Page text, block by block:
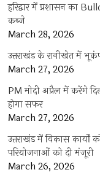
हरिद्वार में प्रशासन का
कब्जे
March 28, 2026
उत्तराखंड के रानीखेत में
March 27, 2026
PM मोदी अप्रैल में करेंगे
होगा सफर
March 27, 2026
उत्तराखंड में विकास
परियोजनाओं को दी मंजूरी
March 26, 2026